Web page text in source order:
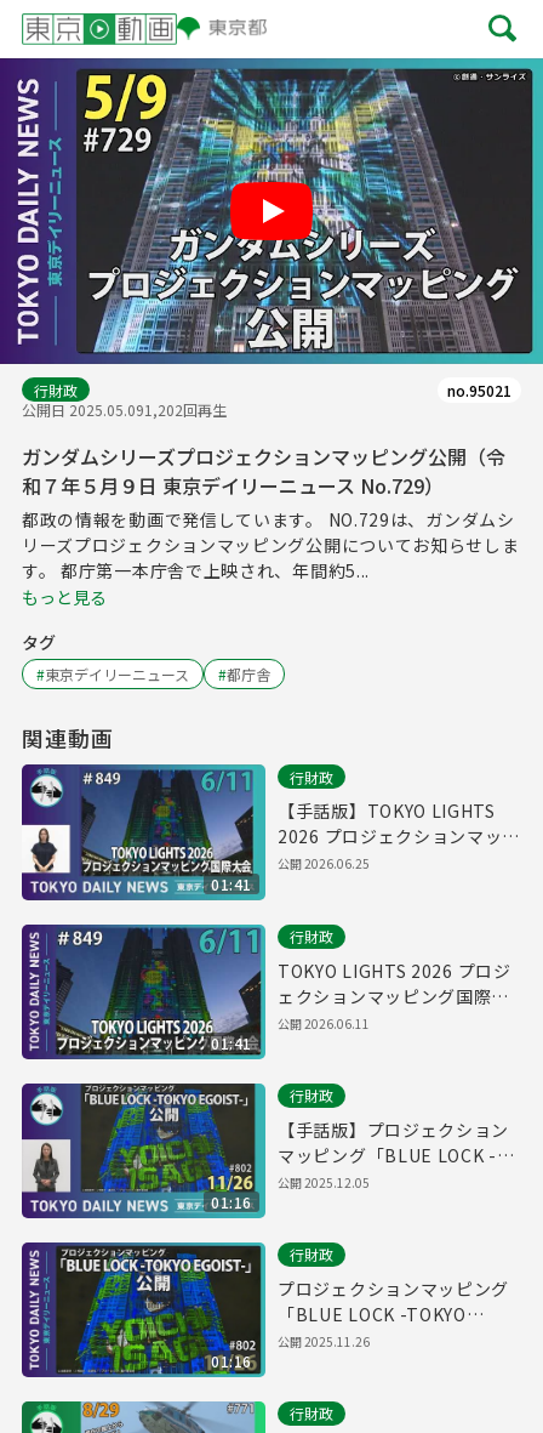
Play
行財政
公開日 2025.05.091,202回再生
no.95021
ガンダムシリーズプロジェクションマッピング公開（令
和７年５月９日 東京デイリーニュース No.729）
都政の情報を動画で発信しています。 NO.729は、ガンダムシ
リーズプロジェクションマッピング公開についてお知らせしま
す。 都庁第一本庁舎で上映され、年間約5...
もっと見る
タグ
#東京デイリーニュース #都庁舎
関連動画
01:41
行財政
【手話版】TOKYO LIGHTS
2026 プロジェクションマッピ
ング国際大会（令和8年6月11
公開2026.06.25
01:41
行財政
TOKYO LIGHTS 2026 プロジ
ェクションマッピング国際大
会（令和8年6月11日 東京デイ
公開2026.06.11
01:16
行財政
【手話版】プロジェクション
マッピング「BLUE LOCK -
TOKYO EGOIST-」公開（令
公開2025.12.05
01:16
行財政
プロジェクションマッピング
「BLUE LOCK -TOKYO
EGOIST-」公開（令和７年11
公開2025.11.26
行財政